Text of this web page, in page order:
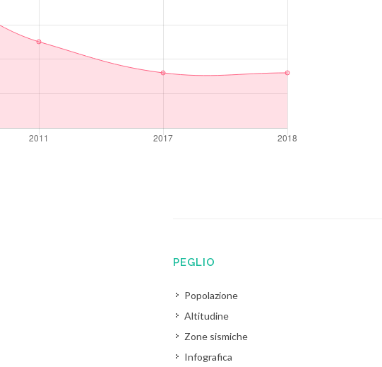
PEGLIO
Popolazione
Altitudine
Zone sismiche
Infografica